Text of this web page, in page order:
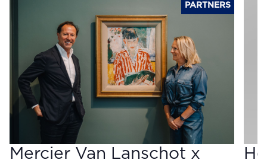
PARTNERS
Mercier Van Lanschot x